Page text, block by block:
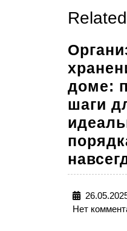
запись:
доме:
шаги
Нет